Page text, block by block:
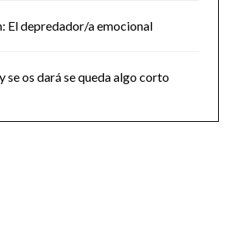
El depredador/a emocional
se os dará se queda algo corto